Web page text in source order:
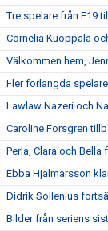
Tre spelare från F19
Cornelia Kuoppala
Välkommen hem,
Fler förlängda
Lawlaw Nazeri och
Caroline Forsgren
Perla, Clara och Bella
Ebba Hjalmarsson
Didrik Sollenius
Bilder från seriens